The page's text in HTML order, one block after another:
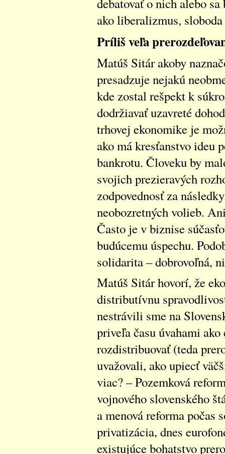
debatovať o nich alebo
ako liberalizmus,
Príliš veľa
Matúš Sitár akoby
presadzuje nejakú
kde zostal rešpekt k
dodržiavať uzavreté
trhovej ekonomike je
ako má kresťanstvo ideu
bankrotu. Človeku by
svojich prezieravých
zodpovednosť za
neobozretných volieb.
Často je v biznise
budúcemu úspechu.
solidarita – dobrovoľná,
Matúš Sitár hovorí, že
distributívnu
nestrávili sme na
priveľa času úvahami
rozdistribuovať (teda
uvažovali, ako upiecť
viac? – Pozemková
vojnového slovenského
a menová reforma počas
privatizácia, dnes
existujúce bohatstvo